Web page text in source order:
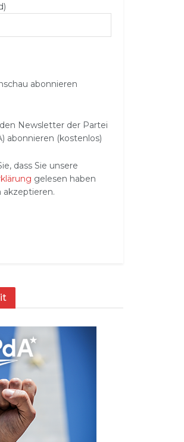
abonnieren
Newsletter der Partei
abonnieren (kostenlos)
dass Sie unsere
gelesen haben
akzeptieren.